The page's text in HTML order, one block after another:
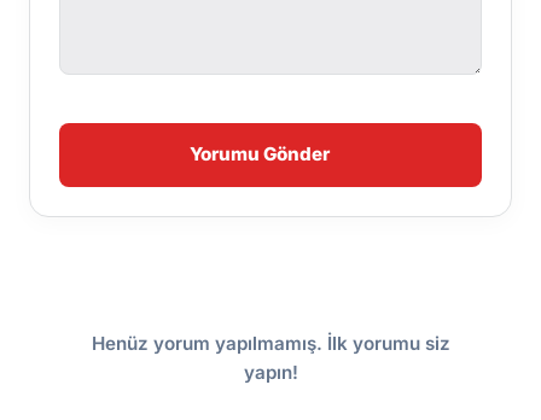
Yorumu Gönder
Henüz yorum yapılmamış. İlk yorumu siz
yapın!